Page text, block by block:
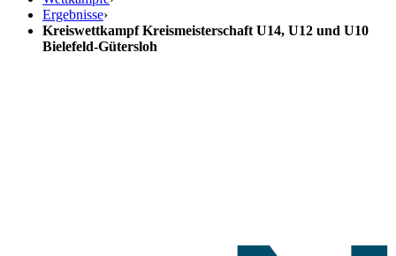
Ergebnisse›
Kreiswettkampf Kreismeisterschaft U14, U12 und U10
Bielefeld-Gütersloh